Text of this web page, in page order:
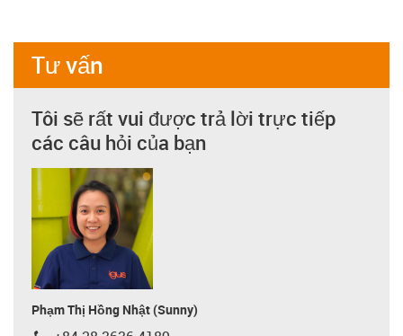
Tư vấn
Tôi sẽ rất vui được trả lời trực tiếp
các câu hỏi của bạn
Phạm Thị Hồng Nhật (Sunny)